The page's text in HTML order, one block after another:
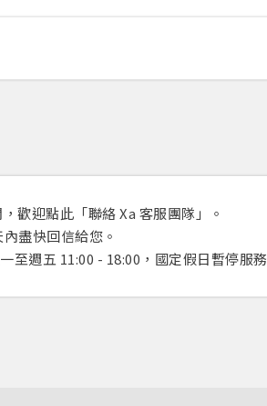
重設密碼
「確定」將前一位使用者強制登出。
確定
取消
歡迎點此「聯絡 Xa 客服團隊」。
盡快回信給您。
週五 11:00 - 18:00，國定假日暫停服務